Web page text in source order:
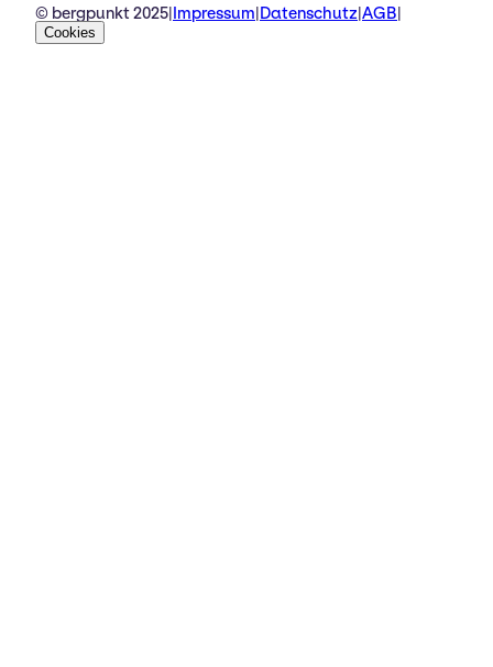
© bergpunkt 2025 Impressum Datenschutz AGB
Cookies